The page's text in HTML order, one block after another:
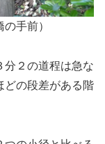
手前）
分２の道程は急な
どの段差がある階